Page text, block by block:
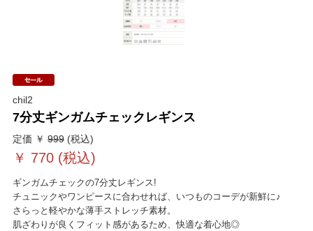
chil2
7分丈ギンガムチェックレギンス
定価 ￥ 999(税込)
￥ 770(税込)
ギンガムチェックの7分丈レギンス!
チュニックやワンピースに合わせれば、いつものコーデが新鮮に♪
さらっと軽やかな薄手ストレッチ素材。
肌ざわりが良くフィット感があるため、快適な着心地◎